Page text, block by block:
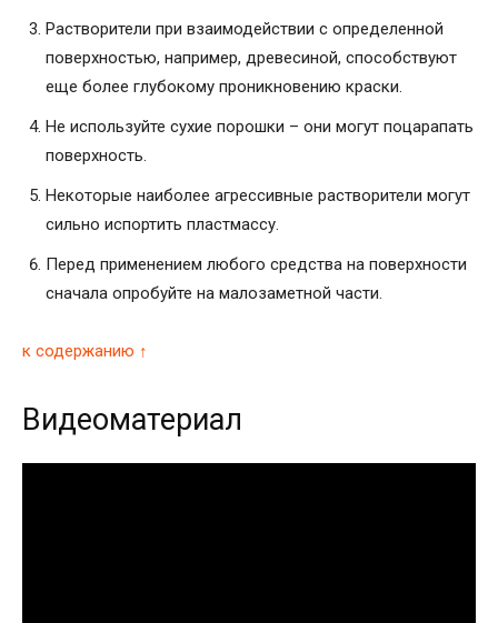
Растворители при взаимодействии с определенной
поверхностью, например, древесиной, способствуют
еще более глубокому проникновению краски.
Не используйте сухие порошки – они могут поцарапать
поверхность.
Некоторые наиболее агрессивные растворители могут
сильно испортить пластмассу.
Перед применением любого средства на поверхности
сначала опробуйте на малозаметной части.
к содержанию ↑
Видеоматериал